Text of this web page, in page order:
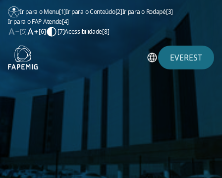
Ir para o Menu[1]Ir para o Conteúdo[2]Ir para o Rodapé[3]
Ir para o FAP Atende[4]
[5]
[6] [7]Acessibilidade[8]
EVEREST